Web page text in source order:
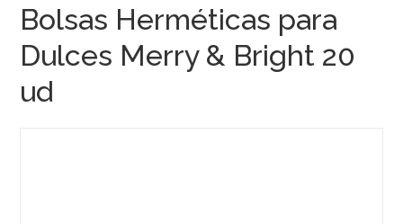
Bolsas Herméticas para
Dulces Merry & Bright 20
ud